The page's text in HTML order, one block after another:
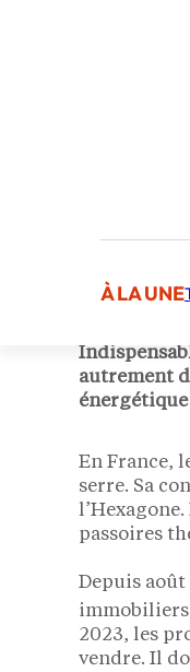
À LA UNE
autrement
En France,
serre. Sa
passoires
Depuis août
immobiliers
2023, les
vendre. Il